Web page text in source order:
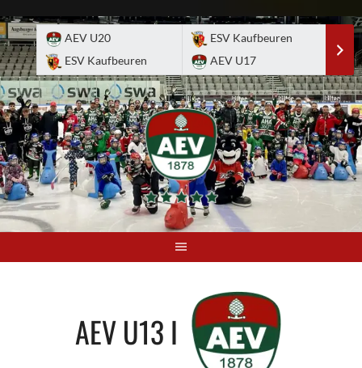
to
content
AEV U20
ESV Kaufbeuren
ESV Kaufbeuren
AEV U17
AEV U13 I